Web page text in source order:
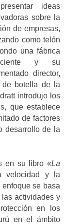
ideas
sobre la
de empresas,
como telón
una fábrica
y su
director,
de botella de la
introdujo los
que establece
de factores
desarrollo de la
en su libro «La
velocidad y la
se basa
actividades y
en los
en el ámbito